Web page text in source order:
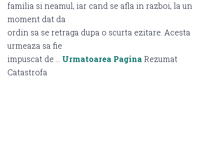
familia si neamul, iar cand se afla in razboi, la un
moment dat da
ordin sa se retraga dupa o scurta ezitare. Acesta
urmeaza sa fie
impuscat de … Urmatoarea Pagina Rezumat
Catastrofa